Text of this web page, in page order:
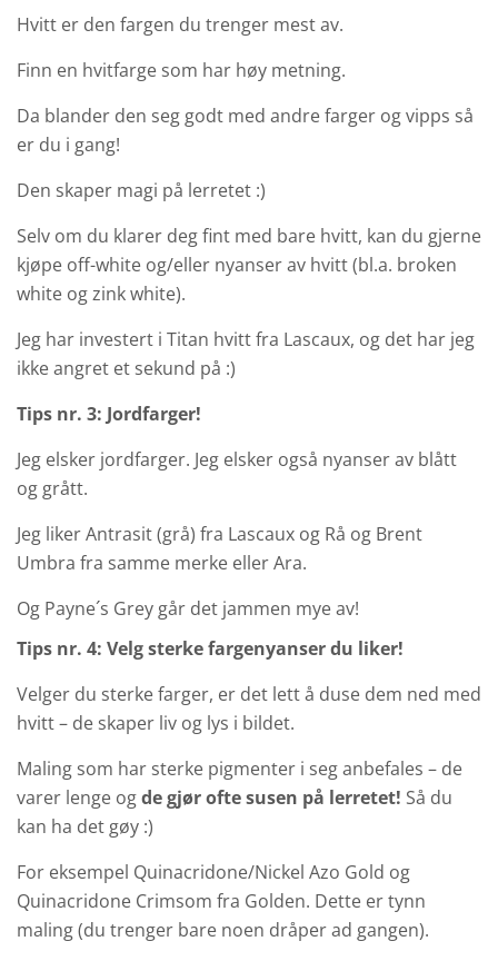
Hvitt er den fargen du trenger mest av.
Finn en hvitfarge som har høy metning.
Da blander den seg godt med andre farger og vipps så
er du i gang!
Den skaper magi på lerretet :)
Selv om du klarer deg fint med bare hvitt, kan du gjerne
kjøpe off-white og/eller nyanser av hvitt (bl.a. broken
white og zink white).
Jeg har investert i Titan hvitt fra Lascaux, og det har jeg
ikke angret et sekund på :)
Tips nr. 3: Jordfarger!
Jeg elsker jordfarger. Jeg elsker også nyanser av blått
og grått.
Jeg liker Antrasit (grå) fra Lascaux og Rå og Brent
Umbra fra samme merke eller Ara.
Og Payne´s Grey går det jammen mye av!
Tips nr. 4: Velg sterke fargenyanser du liker!
Velger du sterke farger, er det lett å duse dem ned med
hvitt – de skaper liv og lys i bildet.
Maling som har sterke pigmenter i seg anbefales – de
varer lenge ogde gjør ofte susen på lerretet! Så du
kan ha det gøy :)
For eksempel Quinacridone/Nickel Azo Gold og
Quinacridone Crimsom fra Golden. Dette er tynn
maling (du trenger bare noen dråper ad gangen).